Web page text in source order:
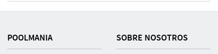
POOLMANIA SOBRE NOSOTROS